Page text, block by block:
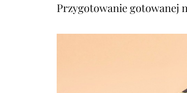
Przygotowanie gotowanej